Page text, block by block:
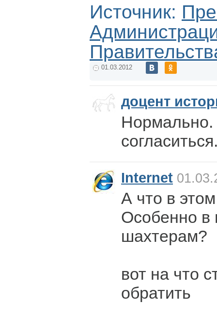
Источник:
01.03.2012
доцент
Internet
А что в
Особенно в
шахтерам?
вот на что
обратить